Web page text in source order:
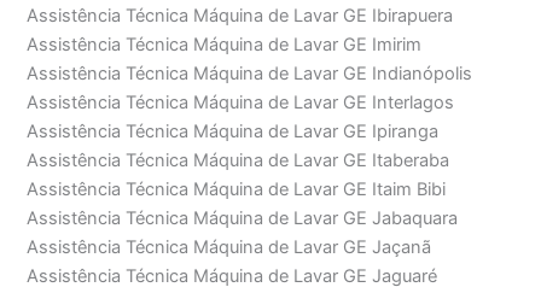
Assistência Técnica Máquina de Lavar GE Ibirapuera
Assistência Técnica Máquina de Lavar GE Imirim
Assistência Técnica Máquina de Lavar GE Indianópolis
Assistência Técnica Máquina de Lavar GE Interlagos
Assistência Técnica Máquina de Lavar GE Ipiranga
Assistência Técnica Máquina de Lavar GE Itaberaba
Assistência Técnica Máquina de Lavar GE Itaim Bibi
Assistência Técnica Máquina de Lavar GE Jabaquara
Assistência Técnica Máquina de Lavar GE Jaçanã
Assistência Técnica Máquina de Lavar GE Jaguaré